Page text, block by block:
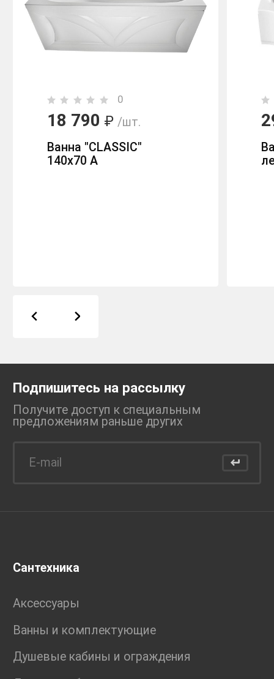
0
18 790 ₽ /шт.
Ванна "CLASSIC"
140х70 А
Подпишитесь на рассылку
Получите доступ к специальным
предложениям раньше других
Сантехника
Аксессуары
Ванны и комплектующие
Душевые кабины и ограждения